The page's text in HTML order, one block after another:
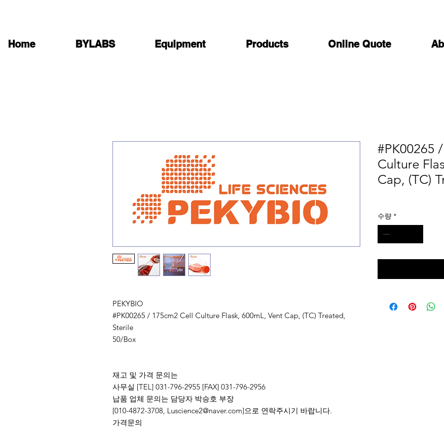
Home BYLABS Equipment Products Online Quote
PEKYBIO
#PK00265 / 175cm2 Cell Culture Flask, 600mL, Vent Cap, (TC) Treated,
Sterile
50/Box
재고 및 가격 문의는
사무실 [TEL] 031-796-2955 [FAX] 031-796-2956
납품 업체 문의는 담당자 박승호 부장
[010-4872-3708, Luscience2@naver.com]으로 연락주시기 바랍니다.
가격문의
#PK00265
Culture
Cap, (TC)
수량 *